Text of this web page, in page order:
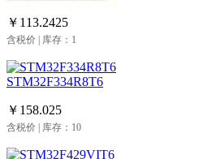
￥113.2425
含税价 | 库存：1
STM32F334R8T6
￥158.025
含税价 | 库存：10